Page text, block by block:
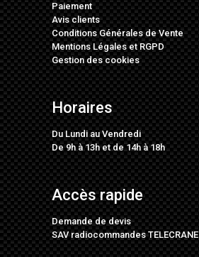
Paiement
Avis clients
Conditions Générales de Vente
Mentions LégalesetRGPD
Gestion des cookies
Horaires
Du Lundi au Vendredi
De 9h à 13h et de 14h à 18h
Accès rapide
Demande de devis
SAV radiocommandes TELECRANE